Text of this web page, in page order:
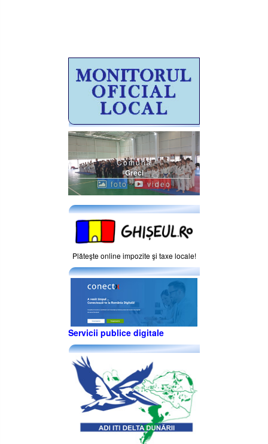
Comuna
Greci
foto video
Plăteşte online impozite şi taxe locale!
Servicii publice digitale